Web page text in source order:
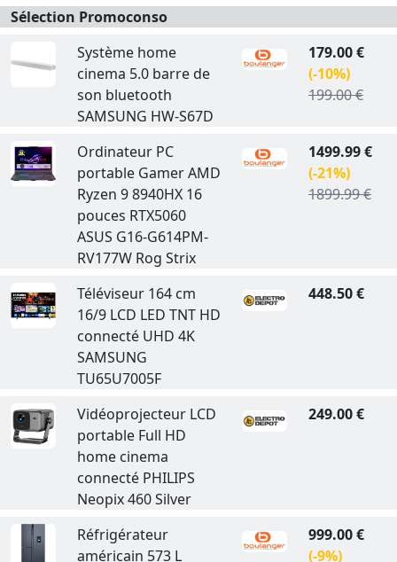
Sélection Promoconso
Système home
cinema 5.0 barre de
son bluetooth
SAMSUNG HW-S67D
179.00 €
(-10%)
199.00 €
Ordinateur PC
portable Gamer AMD
Ryzen 9 8940HX 16
pouces RTX5060
ASUS G16-G614PM-
RV177W Rog Strix
1499.99 €
(-21%)
1899.99 €
Téléviseur 164 cm
16/9 LCD LED TNT HD
connecté UHD 4K
SAMSUNG
TU65U7005F
448.50 €
Vidéoprojecteur LCD
portable Full HD
home cinema
connecté PHILIPS
Neopix 460 Silver
249.00 €
Réfrigérateur
américain 573 L
999.00 €
(-9%)